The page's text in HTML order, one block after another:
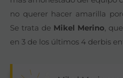
no querer hacer amarilla
Se trata de Mikel Merino,
en 3 de los últimos 4 derbis